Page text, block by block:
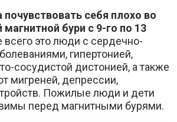
почувствовать себя плохо во
бури с 9-го по 13
это люди с сердечно-
гипертонией,
сосудистой дистонией, а также
мигреней, депрессии,
Пожилые люди и дети
перед магнитными бурями.